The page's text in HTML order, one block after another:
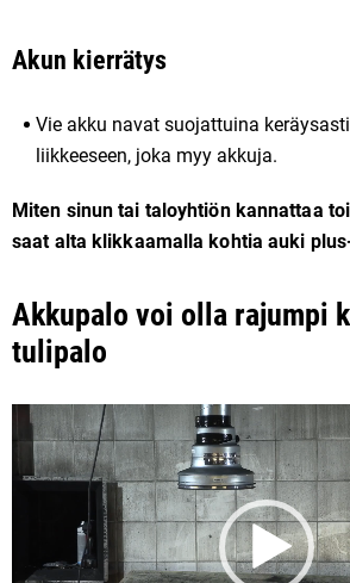
Akun kierrätys
Vie akku navat suojattuina
liikkeeseen, joka myy akkuja.
Miten sinun tai taloyhtiön kannattaa
saat alta klikkaamalla kohtia auki
Akkupalo voi olla rajumpi
tulipalo
Videotoistin